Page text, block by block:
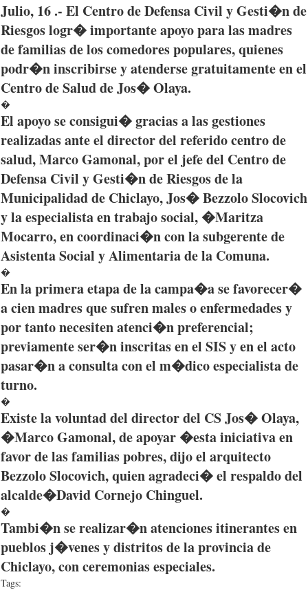
Julio, 16 .- El Centro deDefensa Civil yGesti�nde
Riesgoslogr�importanteapoyoparalasmadres
defamiliasde loscomedorespopulares,quienes
podr�ninscribirseyatendersegratuitamenteen el
Centro deSaluddeJos�Olaya.
�
El apoyoseconsigui�graciasalasgestiones
realizadasante el director del referidocentrode
salud, MarcoGamonal,porel jefedel Centro de
Defensa Civil yGesti�ndeRiesgosde la
Municipalidadde Chiclayo,Jos�BezzoloSlocovich
y laespecialistaentrabajosocial, �Maritza
Mocarro, encoordinaci�ncon lasubgerentede
AsistentaSocial yAlimentariade la Comuna.
�
En laprimeraetapade lacampa�asefavorecer�
acienmadresquesufrenmales oenfermedadesy
portantonecesitenatenci�npreferencial;
previamenteser�ninscritasen el SIS y en el acto
pasar�naconsultacon el m�dicoespecialistade
turno.
�
Existelavoluntaddel director del CSJos�Olaya,
�MarcoGamonal, deapoyar �estainiciativaen
favor delasfamiliaspobres,dijoel arquitecto
BezzoloSlocovich,quienagradeci�el respaldodel
alcalde�David Cornejo Chinguel.
�
Tambi�nserealizar�natencionesitinerantesen
pueblos j�venesydistritosde laprovinciade
Chiclayo, conceremoniasespeciales.
Tags: